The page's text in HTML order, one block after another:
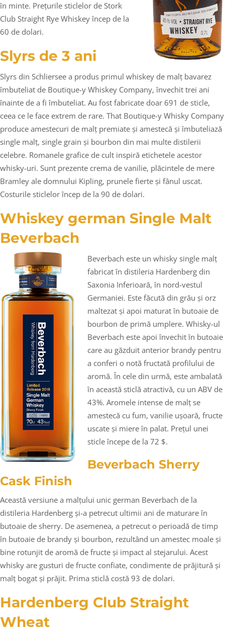
în minte. Prețurile sticlelor de Stork
Club Straight Rye Whiskey încep de la
60 de dolari.
Slyrs de 3 ani
Slyrs din Schliersee a produs primul whiskey de malț bavarez
îmbuteliat de Boutique-y Whiskey Company, învechit trei ani
înainte de a fi îmbuteliat. Au fost fabricate doar 691 de sticle,
ceea ce le face extrem de rare. That Boutique-y Whisky Company
produce amestecuri de malț premiate și amestecă și îmbuteliază
single malț, single grain și bourbon din mai multe distilerii
celebre. Romanele grafice de cult inspiră etichetele acestor
whisky-uri. Sunt prezente crema de vanilie, plăcintele de mere
Bramley ale domnului Kipling, prunele fierte și fânul uscat.
Costurile sticlelor încep de la 90 de dolari.
Whiskey german Single Malt
Beverbach
Beverbach este un whisky single malț
fabricat în distileria Hardenberg din
Saxonia Inferioară, în nord-vestul
Germaniei. Este făcută din grâu și orz
maltezat și apoi maturat în butoaie de
bourbon de primă umplere. Whisky-ul
Beverbach este apoi învechit în butoaie
care au găzduit anterior brandy pentru
a conferi o notă fructată profilului de
aromă. În cele din urmă, este ambalată
în această sticlă atractivă, cu un ABV de
43%. Aromele intense de malț se
amestecă cu fum, vanilie ușoară, fructe
uscate și miere în palat. Prețul unei
sticle începe de la 72 $.
Beverbach Sherry
Cask Finish
Această versiune a malțului unic german Beverbach de la
distileria Hardenberg și-a petrecut ultimii ani de maturare în
butoaie de sherry. De asemenea, a petrecut o perioadă de timp
în butoaie de brandy și bourbon, rezultând un amestec moale și
bine rotunjit de aromă de fructe și impact al stejarului. Acest
whisky are gusturi de fructe confiate, condimente de prăjitură și
malț bogat și prăjit. Prima sticlă costă 93 de dolari.
Hardenberg Club Straight
Wheat